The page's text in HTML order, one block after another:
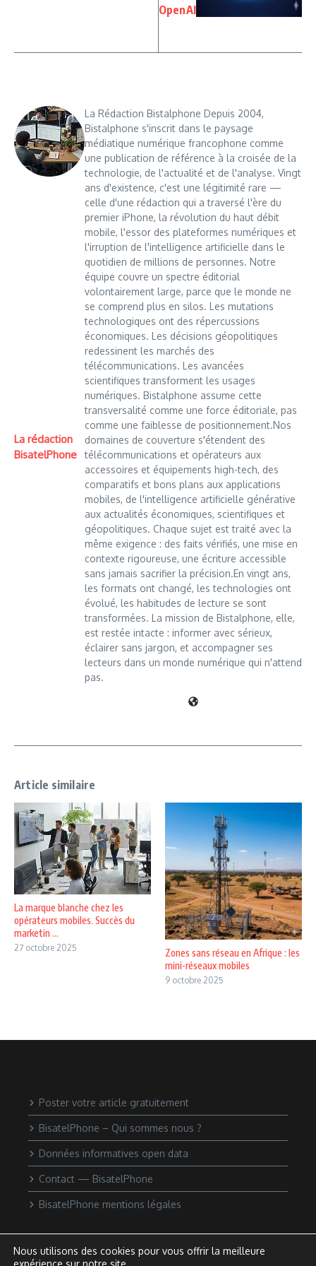
OpenAI
La rédaction
BisatelPhone
La Rédaction Bistalphone Depuis 2004,
Bistalphone s'inscrit dans le paysage
médiatique numérique francophone comme
une publication de référence à la croisée de la
technologie, de l'actualité et de l'analyse. Vingt
ans d'existence, c'est une légitimité rare —
celle d'une rédaction qui a traversé l'ère du
premier iPhone, la révolution du haut débit
mobile, l'essor des plateformes numériques et
l'irruption de l'intelligence artificielle dans le
quotidien de millions de personnes. Notre
équipe couvre un spectre éditorial
volontairement large, parce que le monde ne
se comprend plus en silos. Les mutations
technologiques ont des répercussions
économiques. Les décisions géopolitiques
redessinent les marchés des
télécommunications. Les avancées
scientifiques transforment les usages
numériques. Bistalphone assume cette
transversalité comme une force éditoriale, pas
comme une faiblesse de positionnement.Nos
domaines de couverture s'étendent des
télécommunications et opérateurs aux
accessoires et équipements high-tech, des
comparatifs et bons plans aux applications
mobiles, de l'intelligence artificielle générative
aux actualités économiques, scientifiques et
géopolitiques. Chaque sujet est traité avec la
même exigence : des faits vérifiés, une mise en
contexte rigoureuse, une écriture accessible
sans jamais sacrifier la précision.En vingt ans,
les formats ont changé, les technologies ont
évolué, les habitudes de lecture se sont
transformées. La mission de Bistalphone, elle,
est restée intacte : informer avec sérieux,
éclairer sans jargon, et accompagner ses
lecteurs dans un monde numérique qui n'attend
pas.
Article similaire
La marque blanche chez les
opérateurs mobiles. Succès du
marketin ...
27 octobre 2025
Zones sans réseau en Afrique : les
mini-réseaux mobiles
9 octobre 2025
Poster votre article gratuitement
BisatelPhone – Qui sommes nous ?
Données informatives open data
Contact — BisatelPhone
BisatelPhone mentions légales
Nous utilisons des cookies pour vous offrir la meilleure
expérience sur notre site.